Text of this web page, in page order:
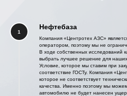
1
Нефтебаза
Компания «Центротех АЗС»
оператором, поэтому мы не
В ходе собственных исследований
выбрать лучшее решение для наших
Условие, которое мы ставим при
соответствие ГОСТу. Компания
которое не соответствует
качества. Именно поэтому мы
автомобилю не будет нанесен